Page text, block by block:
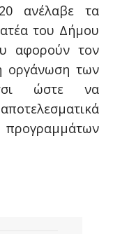
ανέλαβε τα
του Δήμου
αφορούν τον
οργάνωση των
ώστε να